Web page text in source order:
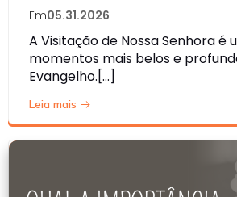
Em05.31.2026
A Visitação de Nossa Senhora é
momentos mais belos e
Evangelho.[…]
Leia mais